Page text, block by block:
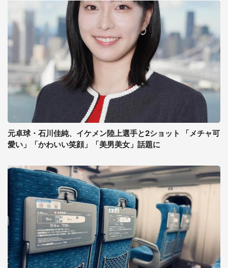
元卓球・石川佳純、イケメン陸上選手と2ショット 「メチャ可
愛い」「かわいい笑顔」「美男美女」話題に